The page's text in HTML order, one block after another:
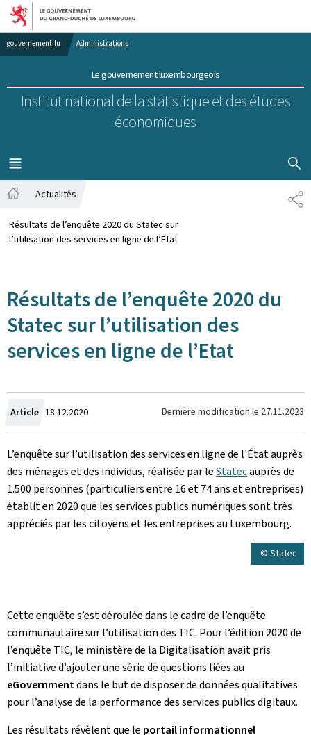
Aller au menu principal
Aller au contenu
gouvernement.lu Administrations
Le gouvernement luxembourgeois
Institut national de la statistique et des études
économiques
MENU
PRINCIPAL
Actualités
Résultats de l’enquête 2020 du Statec sur
l’utilisation des services en ligne de l’Etat
Résultats de l’enquête 2020 du
Statec sur l’utilisation des
services en ligne de l’Etat
Article Crée
le
18.12.2020 Dernière modification le 27.11.2023
L’enquête sur l’utilisation des services en ligne de l'État auprès
des ménages et des individus, réalisée par leStatecauprès de
1.500 personnes (particuliers entre 16 et 74 ans et entreprises)
établit en 2020 que les services publics numériques sont très
appréciés par les citoyens et les entreprises au Luxembourg.
© Statec
Cette enquête s’est déroulée dans le cadre de l’enquête
communautaire sur l’utilisation des TIC. Pour l’édition 2020 de
l’enquête TIC, le ministère de la Digitalisation avait pris
l’initiative d’ajouter une série de questions liées au
eGovernmentdans le but de disposer de données qualitatives
pour l’analyse de la performance des services publics digitaux.
Les résultats révèlent que le portail informationnel